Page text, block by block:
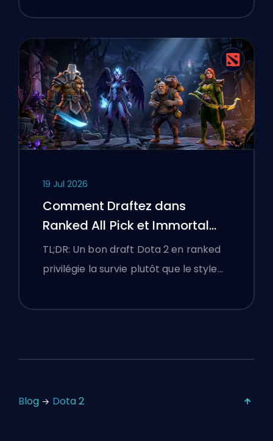
19 Jul 2026
Comment Draftez dans
Ranked All Pick et Immortal
Draft
TL;DR: Un bon draft Dota 2 en ranked
privilégie la survie plutôt que le style…
Blog Dota 2